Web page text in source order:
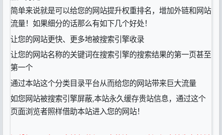
简单来说就是可以给您的网站提升权重排名，增加外链和网站
流量！如果细分的话那么有如下几个好处！
让您的网站更快、更多地被搜索引擎收录
让您的网站名称的关键词在搜索引擎的搜索结果的第一页甚至
第一个
通过本站这个分类目录平台从而给您的网站带来巨大流量
如您网站被搜索引擎屏蔽,本站永久缓存贵站信息，通过这个
页面浏览者照样借助本站进入您的网站！